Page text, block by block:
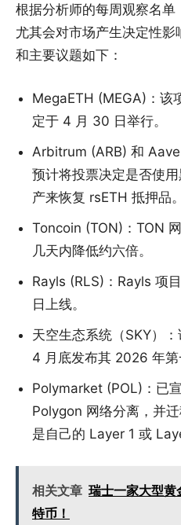
根据分析师的每周观察名
尤其会对市场产生决定性
和主要议题如下：
MegaETH (MEGA)：该
定于 4 月 30 日举行。
Arbitrum (ARB) 和
预计将投票决定是否使
产来恢复 rsETH 抵押品。
Toncoin (TON)：TON
几天内降低约六倍。
Rayls (RLS)：Rayls 项
日上线。
天空生态系统（SKY）
4 月底发布其 2026 年第
Polymarket (POL)：已
Polygon 网络分离，并
是自己的 Layer 1 或
相关文章 瑞士一家大型黄
特币！